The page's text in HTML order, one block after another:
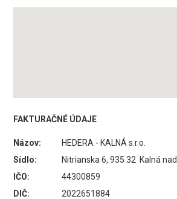
FAKTURAČNÉ ÚDAJE
Názov:
HEDERA - KALNÁ s.r.o.
Sídlo:
Nitrianska 6, 935 32 Kalná
IČO:
44300859
DIČ:
2022651884